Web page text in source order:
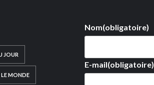
JOUR
MONDE
Nom(obligatoire)
E-mail(obligatoire)